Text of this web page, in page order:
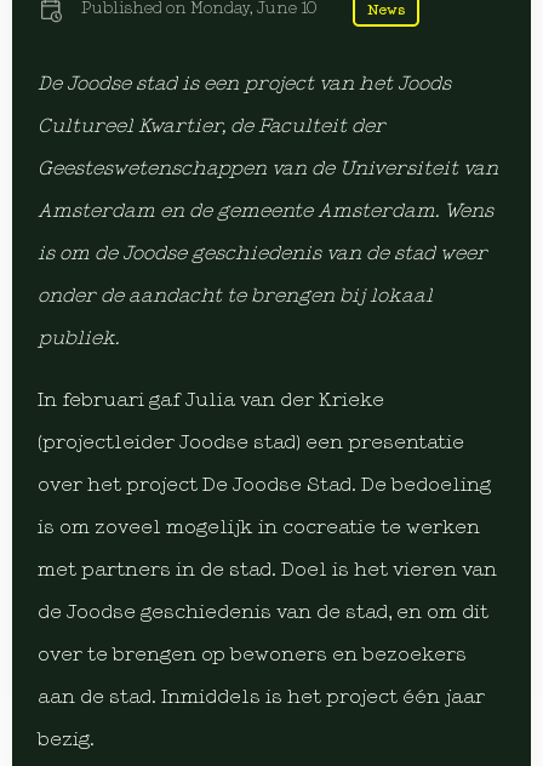
Published on Monday, June 10 News
De Joodse stad is een project van het Joods
Cultureel Kwartier, de Faculteit der
Geesteswetenschappen van de Universiteit van
Amsterdam en de gemeente Amsterdam. Wens
is om de Joodse geschiedenis van de stad weer
onder de aandacht te brengen bij lokaal
publiek.
In februari gaf Julia van der Krieke
(projectleider Joodse stad) een presentatie
over het project De Joodse Stad. De bedoeling
is om zoveel mogelijk in cocreatie te werken
met partners in de stad. Doel is het vieren van
de Joodse geschiedenis van de stad, en om dit
over te brengen op bewoners en bezoekers
aan de stad. Inmiddels is het project één jaar
bezig.